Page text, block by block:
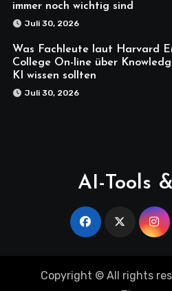
immer noch wichtig sind
Juli 30, 2026
Was Fachleute laut Harvard
College On-line über
KI wissen sollten
Juli 30, 2026
AI-Tools
Copyright © All rights